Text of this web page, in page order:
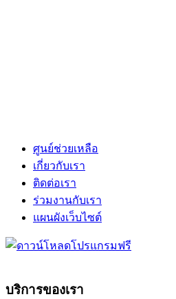
ศูนย์ช่วยเหลือ
เกี่ยวกับเรา
ติดต่อเรา
ร่วมงานกับเรา
แผนผังเว็บไซต์
บริการของเรา